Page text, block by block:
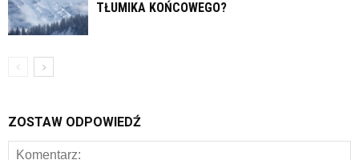
TŁUMIKA KOŃCOWEGO?
ZOSTAW ODPOWIEDŹ